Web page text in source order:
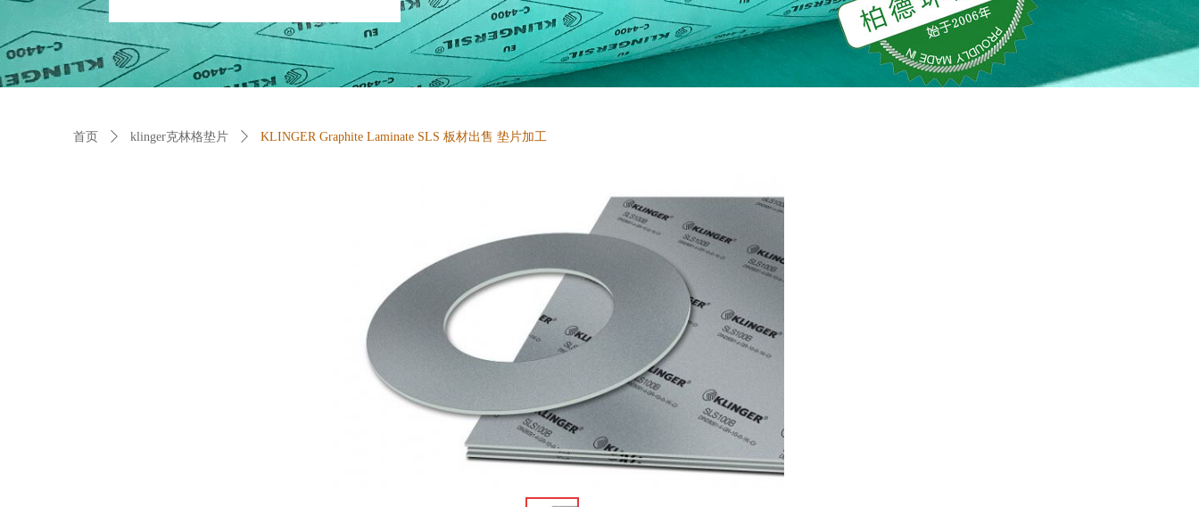
首页 ꄲ klinger克林格垫片 ꄲ KLINGER Graphite Laminate SLS 板材出售 垫片加工